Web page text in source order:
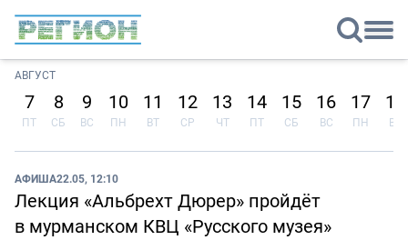
АВГУСТ
7
ПТ
8
СБ
9
ВС
10
ПН
11
ВТ
12
СР
13
ЧТ
14
ПТ
15
СБ
16
ВС
17
ПН
18
ВТ
АФИША22.05, 12:10
Лекция «Альбрехт Дюрер» пройдёт
в мурманском КВЦ «Русского музея»